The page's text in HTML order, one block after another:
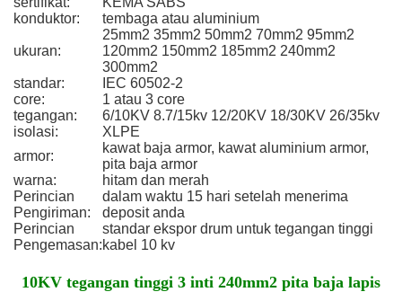
konduktor:
tembaga atau aluminium
ukuran:
25mm2 35mm2 50mm2 70mm2 95mm2
120mm2 150mm2 185mm2 240mm2
300mm2
standar:
IEC 60502-2
core:
1 atau 3 core
tegangan:
6/10KV 8.7/15kv 12/20KV 18/30KV 26/35kv
isolasi:
XLPE
armor:
kawat baja armor, kawat aluminium armor,
pita baja armor
warna:
hitam dan merah
Perincian
Pengiriman:
dalam waktu 15 hari setelah menerima
deposit anda
Perincian
Pengemasan:
standar ekspor drum untuk tegangan tinggi
kabel 10 kv
10KV tegangan tinggi 3 inti 240mm2 pita baja lapis